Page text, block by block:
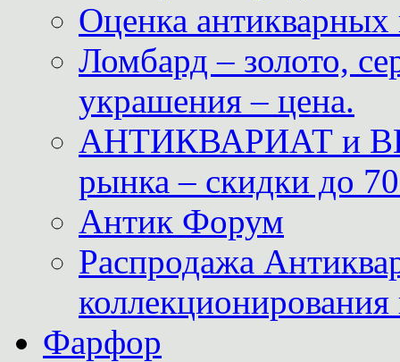
Оценка антикварных
Ломбард – золото,
украшения – цена.
АНТИКВАРИАТ и
рынка – скидки до
Антик Форум
Распродажа
Фарфор